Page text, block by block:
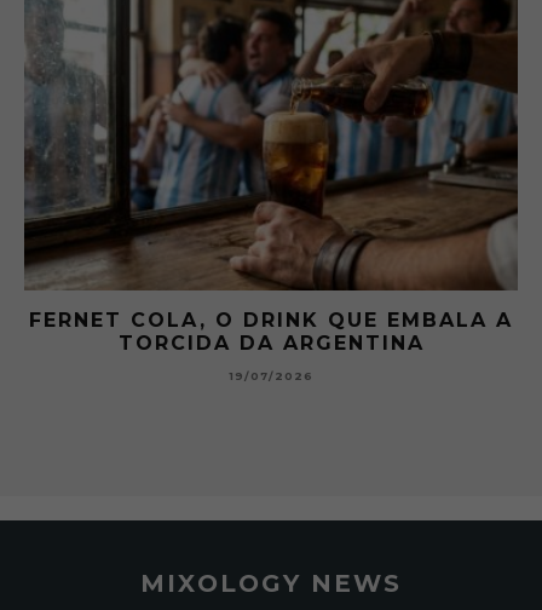
FERNET COLA, O DRINK QUE EMBALA A
TORCIDA DA ARGENTINA
19/07/2026
MIXOLOGY NEWS